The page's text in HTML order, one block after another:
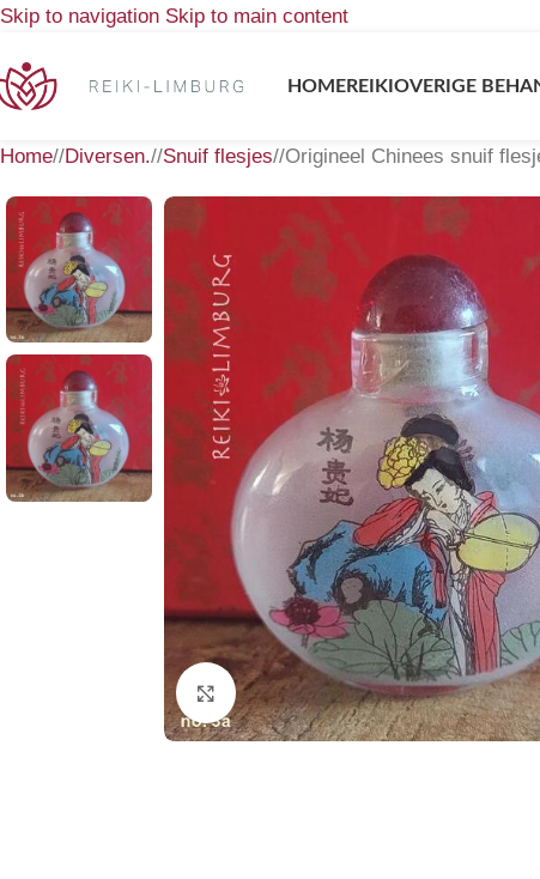
Skip to navigation Skip to main content
HOMEREIKIOVERIGE
Home/ Diversen./ Snuif flesjes/ Origineel Chinees snuif
Klik om te vergroten